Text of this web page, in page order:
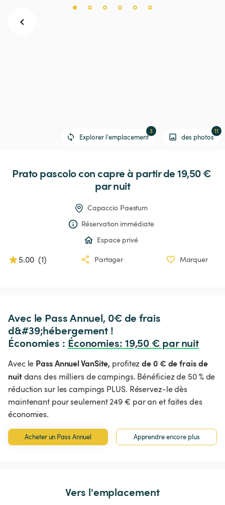
des photos
11
Explorer l'emplacement
3
Pratopascoloconcapre à partir de 19,50 €
par nuit
Capaccio Paestum
Réservation immédiate
Espace privé
5.00 (1) Partager Marquer
Avec le Pass Annuel, 0€ de frais
d&#39;hébergement !
Économies : Économies: 19,50 € par nuit
Avec le Pass Annuel VanSite, profitezde 0 € de frais de
nuitdans des milliers de campings. Bénéficiez de 50 % de
réduction sur les campings PLUS. Réservez-le dès
maintenant pour seulement 249 € par an et faites des
économies.
Acheter un Pass Annuel Apprendre encore plus
Vers l'emplacement